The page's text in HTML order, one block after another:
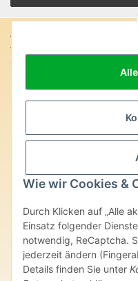
Wie wir Cookies &
Durch Klicken auf „Alle
Einsatz folgender
notwendig, ReCaptcha.
jederzeit ändern
Details finden Sie unter
Anschrift:
SteinZeitOase
Uhlandstr. 7
D-75391 Gechingen
besondere Kräfte und
ausdrücklich darauf hin,
heilender Wirkungen
überlassenen Unterlagen
wissenschaftlich
beruhen ausschließlich
Erfahrung. Unsere
oder Heilpraktiker und sind
stellen unsere Angaben im